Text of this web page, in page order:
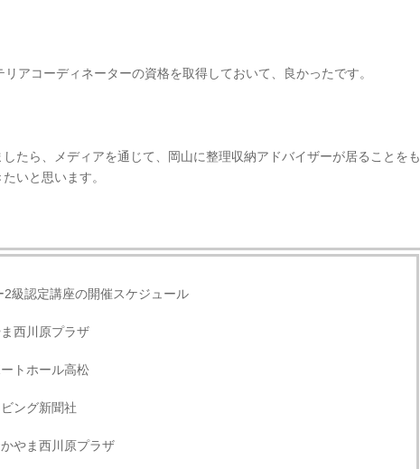
アコーディネーターの資格を取得しておいて、良かったです。
たら、メディアを通じて、岡山に整理収納アドバイザーが居ることをも
いと思います。
級認定講座の開催スケジュール
西川原プラザ
トホール高松
ング新聞社
やま西川原プラザ